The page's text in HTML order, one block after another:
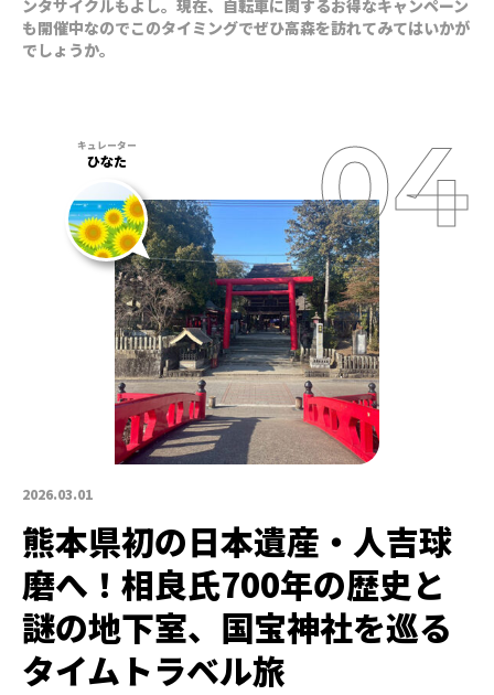
ンタサイクルもよし。現在、自転車に関するお得なキャンペーン
も開催中なのでこのタイミングでぜひ高森を訪れてみてはいかが
でしょうか。
2026.03.01
ひなた
熊本県初の日本遺産・人吉球
磨へ！相良氏700年の歴史と
謎の地下室、国宝神社を巡る
タイムトラベル旅